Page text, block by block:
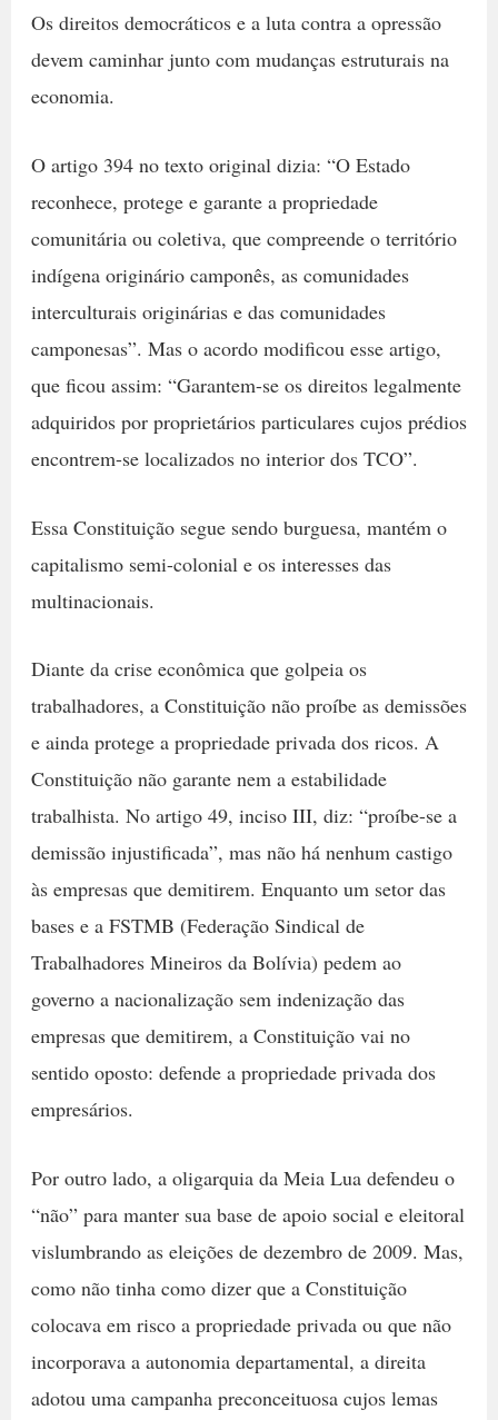
Os direitos democráticos e a luta contra a opressão
devem caminhar junto com mudanças estruturais na
economia.
O artigo 394 no texto original dizia: “O Estado
reconhece, protege e garante a propriedade
comunitária ou coletiva, que compreende o território
indígena originário camponês, as comunidades
interculturais originárias e das comunidades
camponesas”. Mas o acordo modificou esse artigo,
que ficou assim: “Garantem-se os direitos legalmente
adquiridos por proprietários particulares cujos prédios
encontrem-se localizados no interior dos TCO”.
Essa Constituição segue sendo burguesa, mantém o
capitalismo semi-colonial e os interesses das
multinacionais.
Diante da crise econômica que golpeia os
trabalhadores, a Constituição não proíbe as demissões
e ainda protege a propriedade privada dos ricos. A
Constituição não garante nem a estabilidade
trabalhista. No artigo 49, inciso III, diz: “proíbe-se a
demissão injustificada”, mas não há nenhum castigo
às empresas que demitirem. Enquanto um setor das
bases e a FSTMB (Federação Sindical de
Trabalhadores Mineiros da Bolívia) pedem ao
governo a nacionalização sem indenização das
empresas que demitirem, a Constituição vai no
sentido oposto: defende a propriedade privada dos
empresários.
Por outro lado, a oligarquia da Meia Lua defendeu o
“não” para manter sua base de apoio social e eleitoral
vislumbrando as eleições de dezembro de 2009. Mas,
como não tinha como dizer que a Constituição
colocava em risco a propriedade privada ou que não
incorporava a autonomia departamental, a direita
adotou uma campanha preconceituosa cujos lemas